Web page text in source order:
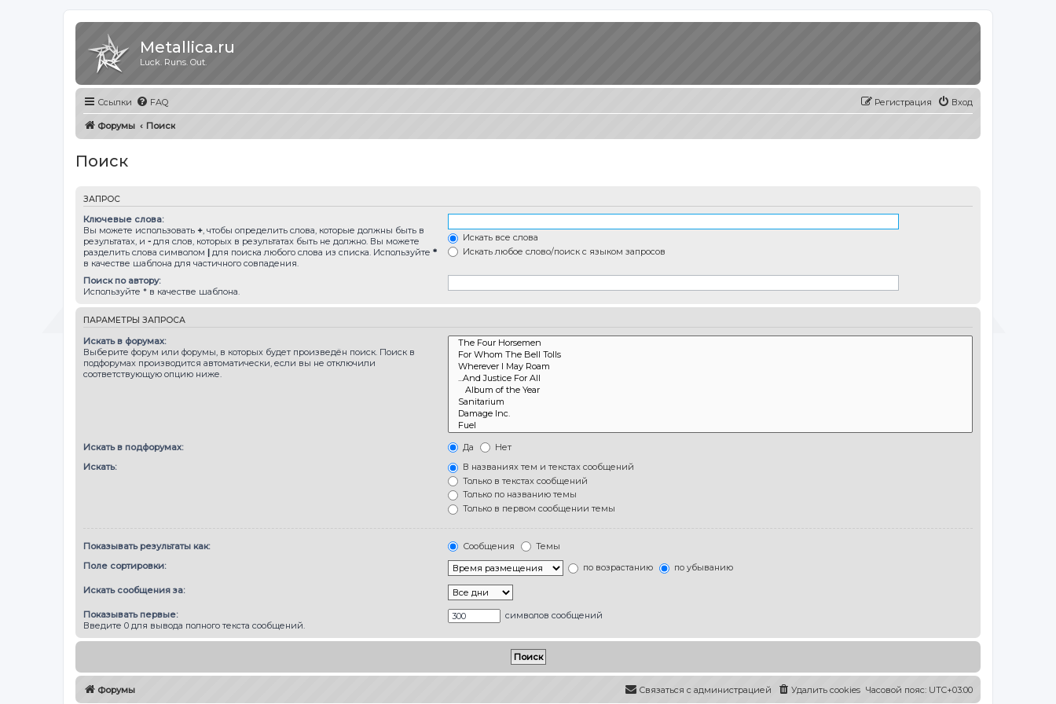
Metallica.ru
Luck. Runs. Out.
Ссылки FAQ Вход
Регистрация
Форумы Поиск
Поиск
ЗАПРОС
Ключевые слова:
Вы можете использовать +, чтобы определить слова, которые должны быть в
результатах, и - для слов, которых в результатах быть не должно. Вы можете
разделить слова символом | для поиска любого слова из списка. Используйте *
в качестве шаблона для частичного совпадения.
Искать все слова
Искать любое слово/поиск с языком запросов
Поиск по автору:
Используйте * в качестве шаблона.
ПАРАМЕТРЫ ЗАПРОСА
Искать в форумах:
Выберите форум или форумы, в которых будет произведён поиск. Поиск в
подфорумах производится автоматически, если вы не отключили
соответствующую опцию ниже.
Искать в подфорумах: Да
Нет
Искать:
В названиях тем и текстах сообщений
Только в текстах сообщений
Только по названию темы
Только в первом сообщении темы
Показывать результаты как: Сообщения
Темы
Поле сортировки:
по возрастанию по убыванию
Искать сообщения за:
Показывать первые:
Введите 0 для вывода полного текста сообщений.
символов сообщений
Форумы Часовой пояс: UTC+03:00
Удалить cookies
Связаться с администрацией